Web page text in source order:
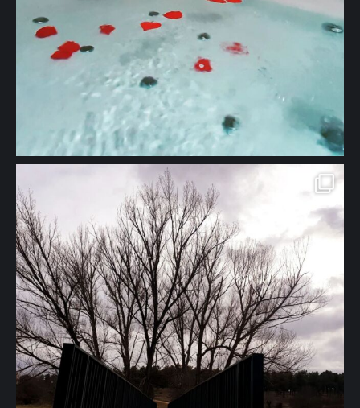
🖱 www.solazdelmoros.com #turismorural #apartamentosrurales
#casarural #naturaleza #viajes #bienestar #tranquilidad" aria-
hidden="true">